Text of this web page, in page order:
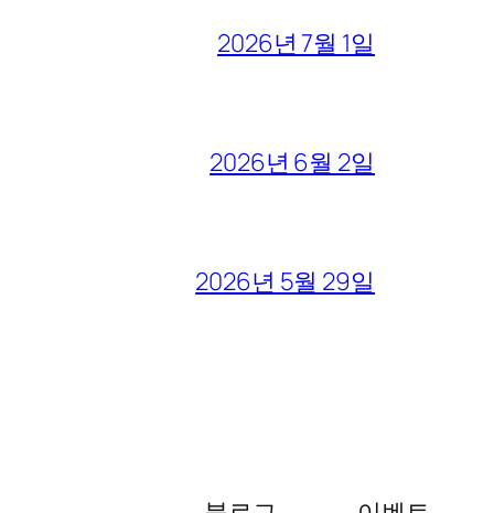
2026년 7월 1일
2026년 6월 2일
2026년 5월 29일